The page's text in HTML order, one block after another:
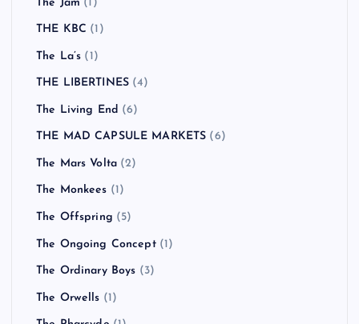
The Jam (1)
THE KBC (1)
The La’s (1)
THE LIBERTINES (4)
The Living End (6)
THE MAD CAPSULE MARKETS (6)
The Mars Volta (2)
The Monkees (1)
The Offspring (5)
The Ongoing Concept(1)
The Ordinary Boys (3)
The Orwells (1)